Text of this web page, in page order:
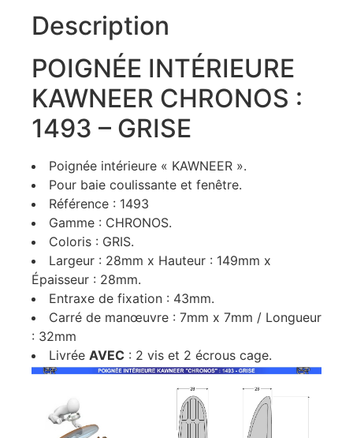
Description
POIGNÉE INTÉRIEURE
KAWNEER CHRONOS :
1493 – GRISE
Poignée intérieure « KAWNEER ».
Pour baie coulissante et fenêtre.
Référence : 1493
Gamme : CHRONOS.
Coloris : GRIS.
Largeur : 28mm x Hauteur : 149mm x
Épaisseur : 28mm.
Entraxe de fixation : 43mm.
Carré de manœuvre : 7mm x 7mm / Longueur
: 32mm
Livrée AVEC : 2 vis et 2 écrous cage.